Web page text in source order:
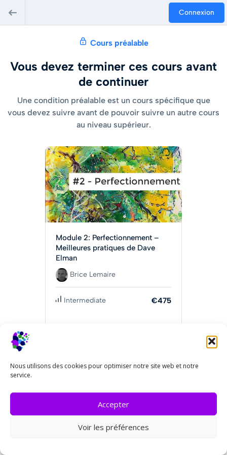
Nous utilisons des cookies pour optimiser notre site web et notre
service.
Accepter
Voir les préférences
Connexion
Cours préalable
Vous devez terminer ces cours avant
de continuer
Une condition préalable est un cours spécifique que
vous devez suivre avant de pouvoir suivre un autre cours
au niveau supérieur.
Module 2: Perfectionnement –
Meilleures pratiques de Dave
Elman
Brice Lemaire
Intermediate €475